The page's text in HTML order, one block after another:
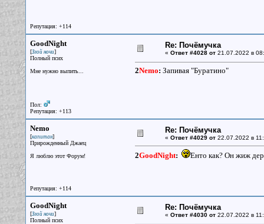
Репутация: +114
GoodNight
[Злой ночи]
Полный псих
Мне нужно выпить...
Пол:
Репутация: +113
Re: Почёмучка
« Ответ #4028 от21.07.2022 в
2Nemo: Запивая "Буратино"
Nemo
[капитан]
Прирожденный Джаец
Я люблю этот Форум!
Репутация: +114
Re: Почёмучка
« Ответ #4029 от22.07.2022 в
2GoodNight: Енто как? Он жиж
GoodNight
[Злой ночи]
Полный псих
Re: Почёмучка
« Ответ #4030 от22.07.2022 в